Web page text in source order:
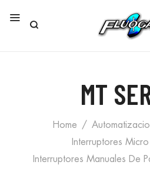
MT
Home
Interruptores
Interruptores Manuales De